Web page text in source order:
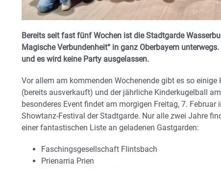
Bereits seit fast fünf Wochen ist die Stadtgarde
Magische Verbundenheit“ in ganz Oberbayern
und es wird keine Party ausgelassen.
Vor allem am kommenden Wochenende gibt es so
(bereits ausverkauft) und der jährliche Kinderkugelball
besonderes Event findet am morgigen Freitag, 7.
Showtanz-Festival der Stadtgarde. Nur alle zwei Jahre
einer fantastischen Liste an geladenen Gastgarden:
Faschingsgesellschaft Flintsbach
Prienarria Prien